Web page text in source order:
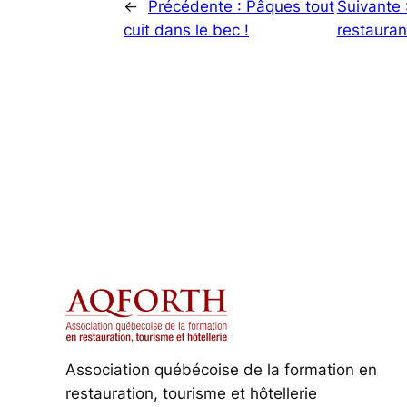
← Précédente : Pâques tout
cuit dans le bec !
Association québécoise de la formation en
restauration, tourisme et hôtellerie